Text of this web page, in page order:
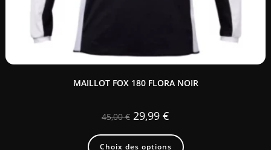
MAILLOT FOX 180 FLORA NOIR
45,00€ 29,99 €
Choix des options